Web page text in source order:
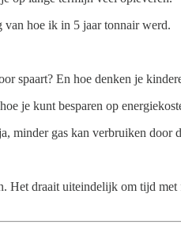
van hoe ik in 5 jaar tonnair werd.
spaart? En hoe denken je
je kunt besparen op
minder gas kan verbruiken door
Het draait uiteindelijk om tijd